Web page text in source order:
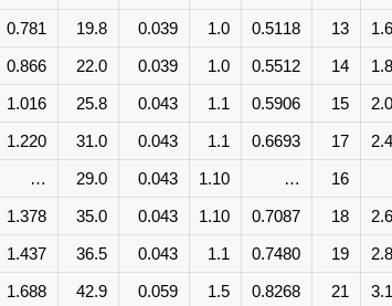
13
0.5118
1.0
0.039
19.8
0.781
14
0.5512
1.0
0.039
22.0
0.866
15
0.5906
1.1
0.043
25.8
1.016
17
0.6693
1.1
0.043
31.0
1.220
16
…
1.10
0.043
29.0
…
18
0.7087
1.10
0.043
35.0
1.378
19
0.7480
1.1
0.043
36.5
1.437
21
0.8268
1.5
0.059
42.9
1.688